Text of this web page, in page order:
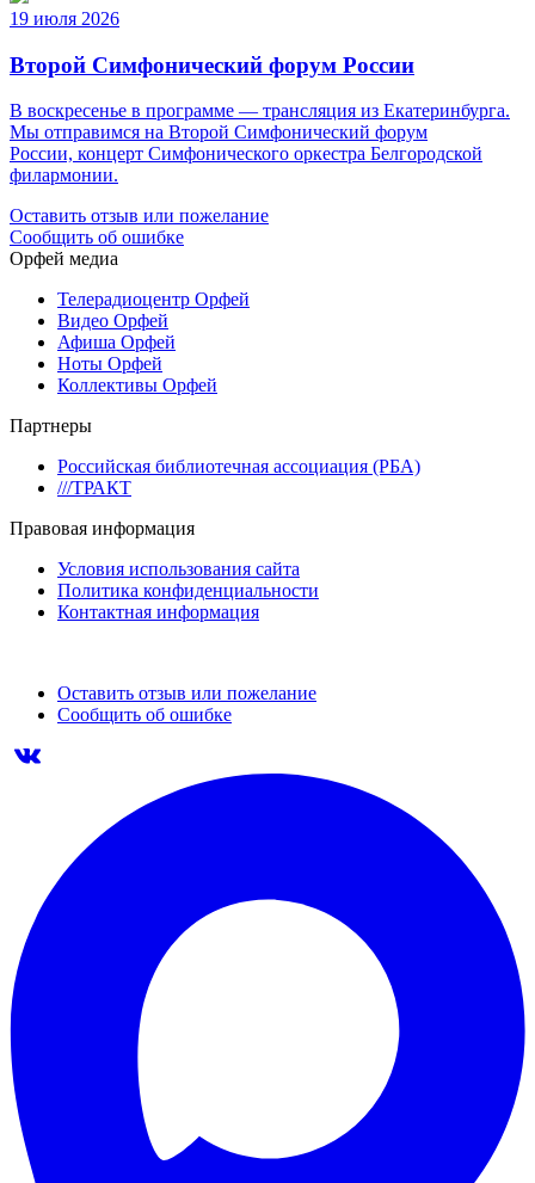
19 июля 2026
Второй Симфонический форум России
В воскресенье в программе — трансляция из Екатеринбурга.
Мы отправимся на Второй Симфонический форум
России, концерт Симфонического оркестра Белгородской
филармонии.
Оставить отзыв или пожелание
Сообщить об ошибке
Орфей медиа
Телерадиоцентр Орфей
Видео Орфей
Афиша Орфей
Ноты Орфей
Коллективы Орфей
Партнеры
Российская библиотечная ассоциация (РБА)
///ТРАКТ
Правовая информация
Условия использования сайта
Политика конфиденциальности
Контактная информация
Оставить отзыв или пожелание
Сообщить об ошибке